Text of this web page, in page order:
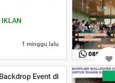
IKLAN
1 minggu lalu
Event di Malang